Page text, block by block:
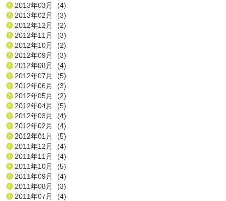
2013年03月 (4)
2013年02月 (3)
2012年12月 (2)
2012年11月 (3)
2012年10月 (2)
2012年09月 (3)
2012年08月 (4)
2012年07月 (5)
2012年06月 (3)
2012年05月 (2)
2012年04月 (5)
2012年03月 (4)
2012年02月 (4)
2012年01月 (5)
2011年12月 (4)
2011年11月 (4)
2011年10月 (5)
2011年09月 (4)
2011年08月 (3)
2011年07月 (4)